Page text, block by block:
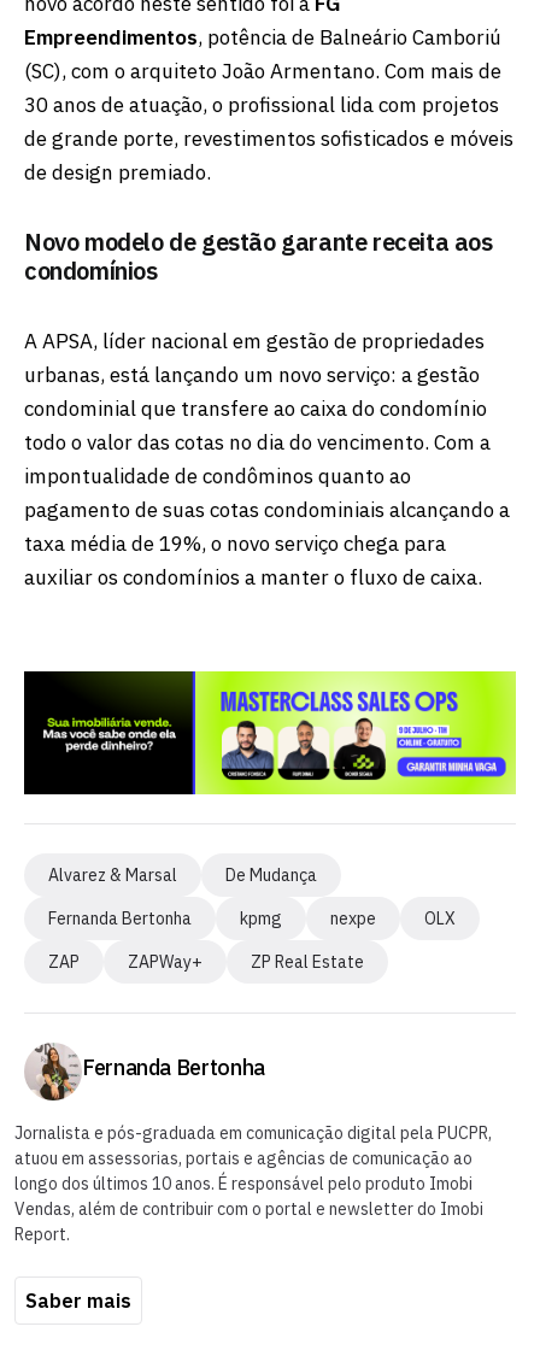
Empreendimentos, potência de Balneário Camboriú
(SC), com o arquiteto João Armentano. Com mais de
30 anos de atuação, o profissional lida com projetos
de grande porte, revestimentos sofisticados e móveis
de design premiado.
Novo modelo de gestão garante receita aos
condomínios
A APSA, líder nacional em gestão de propriedades
urbanas, está lançando um novo serviço: a gestão
condominial que transfere ao caixa do condomínio
todo o valor das cotas no dia do vencimento. Com a
impontualidade de condôminos quanto ao
pagamento de suas cotas condominiais alcançando a
taxa média de 19%, o novo serviço chega para
auxiliar os condomínios a manter o fluxo de caixa.
Alvarez & Marsal
De Mudança
Fernanda Bertonha
kpmg nexpe
OLX
ZAP
ZAPWay+ ZP Real Estate
Fernanda Bertonha
Jornalista e pós-graduada em comunicação digital pela PUCPR,
atuou em assessorias, portais e agências de comunicação ao
longo dos últimos 10 anos. É responsável pelo produto Imobi
Vendas, além de contribuir com o portal e newsletter do Imobi
Report.
Saber mais